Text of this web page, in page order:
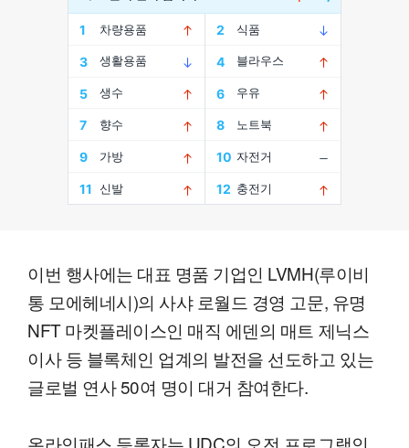
이번 행사에는 대표 명품 기업인 LVMH(루이비
통 모에헤네시)의 사샤 로월드 경영 고문, 유명
NFT 마켓플레이스인 매직 에덴의 매트 제닉스
이사 등 블록체인 업계의 발전을 선도하고 있는
글로벌 연사 50여 명이 대거 참여한다.
온라인패스 등록자는 UDC의 오전 프로그램인